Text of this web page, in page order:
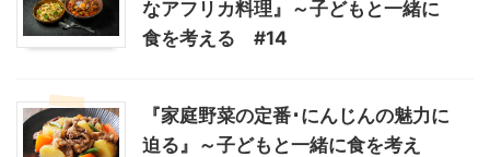
なアフリカ料理』～子どもと一緒に
食を考える #14
『家庭野菜の定番･にんじんの魅力に
迫る』～子どもと一緒に食を考え